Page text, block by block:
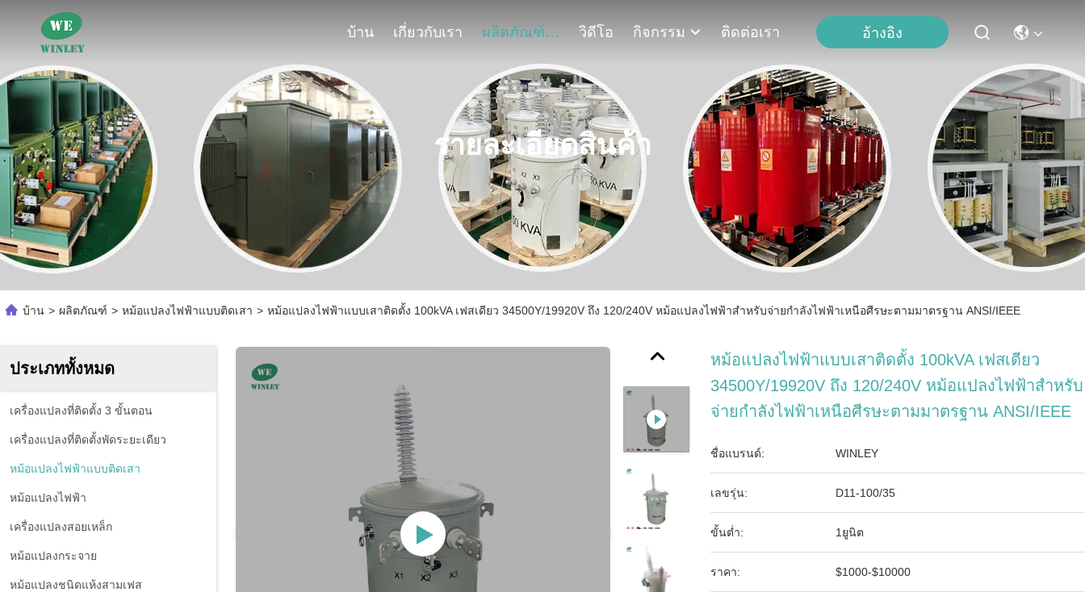
บ้าน เกี่ยวกับเรา ผลิตภัณฑ์ วิดีโอ กิจกรรม ติดต่อเรา อ้างอิง
รายละเอียดสินค้า
บ้าน > ผลิตภัณฑ์ > หม้อแปลงไฟฟ้าแบบติดเสา > หม้อแปลงไฟฟ้าแบบเสาติดตั้ง 100kVA เฟสเดียว 34500Y/19920V ถึง 120/240V หม้อแปลงไฟฟ้าสำหรับจ่ายกำลังไฟฟ้าเหนือศีรษะตามมาตรฐาน ANSI/IEEE
ประเภททั้งหมด
เครื่องแปลงที่ติดตั้ง 3 ขั้นตอน
เครื่องแปลงที่ติดตั้งพัดระยะเดียว
หม้อแปลงไฟฟ้าแบบติดเสา
หม้อแปลงไฟฟ้า
เครื่องแปลงสอยเหล็ก
หม้อแปลงกระจาย
หม้อแปลงชนิดแห้งสามเฟส
หม้อแปลงไฟฟ้าแบบเสาติดตั้ง 100kVA เฟสเดียว
34500Y/19920V ถึง 120/240V หม้อแปลงไฟฟ้าสำหรับ
จ่ายกำลังไฟฟ้าเหนือศีรษะตามมาตรฐาน ANSI/IEEE
ชื่อแบรนด์: WINLEY
เลขรุ่น: D11-100/35
ขั้นต่ำ: 1ยูนิต
ราคา: $1000-$10000